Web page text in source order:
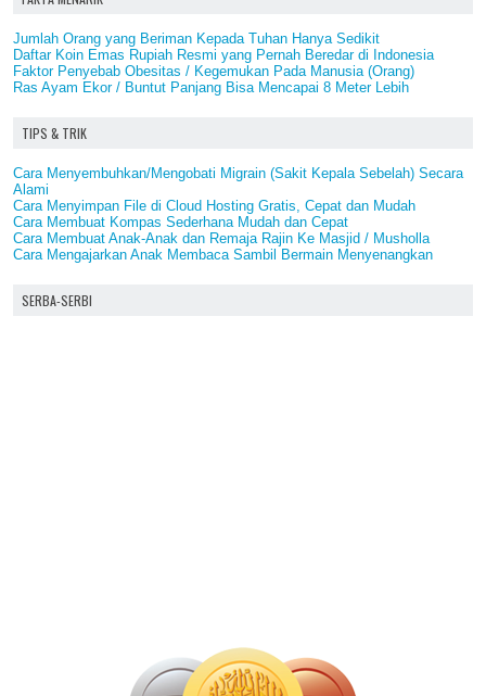
Jumlah Orang yang Beriman Kepada Tuhan Hanya Sedikit
Daftar Koin Emas Rupiah Resmi yang Pernah Beredar di Indonesia
Faktor Penyebab Obesitas / Kegemukan Pada Manusia (Orang)
Ras Ayam Ekor / Buntut Panjang Bisa Mencapai 8 Meter Lebih
TIPS & TRIK
Cara Menyembuhkan/Mengobati Migrain (Sakit Kepala Sebelah) Secara
Alami
Cara Menyimpan File di Cloud Hosting Gratis, Cepat dan Mudah
Cara Membuat Kompas Sederhana Mudah dan Cepat
Cara Membuat Anak-Anak dan Remaja Rajin Ke Masjid / Musholla
Cara Mengajarkan Anak Membaca Sambil Bermain Menyenangkan
SERBA-SERBI